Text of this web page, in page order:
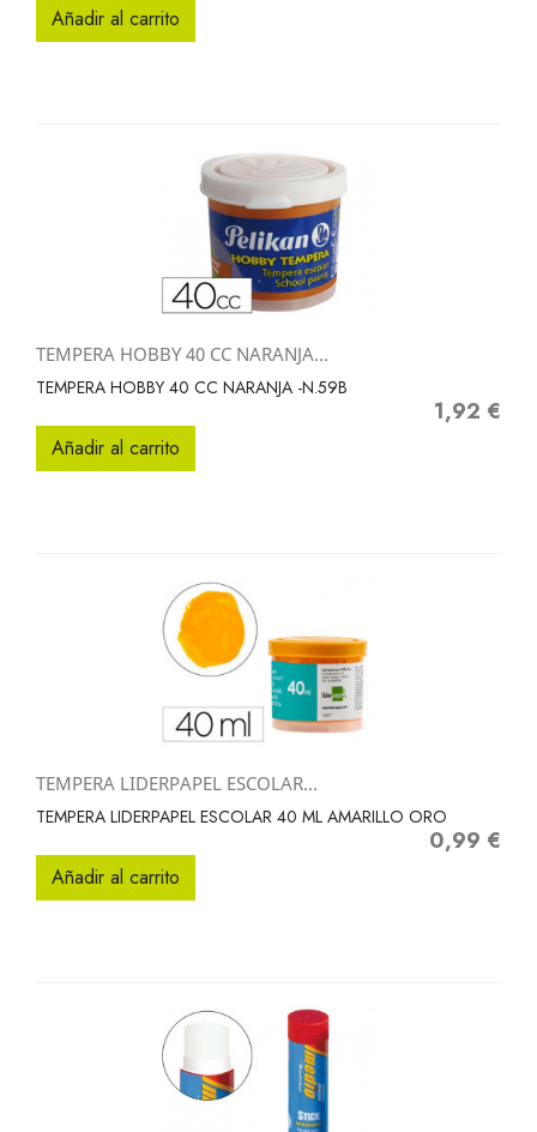
Añadir al carrito
TEMPERA HOBBY 40 CC NARANJA...
TEMPERA HOBBY 40 CC NARANJA -N.59B
Precio
1,92 €
Añadir al carrito
TEMPERA LIDERPAPEL ESCOLAR...
TEMPERA LIDERPAPEL ESCOLAR 40 ML AMARILLO ORO
Precio
0,99 €
Añadir al carrito